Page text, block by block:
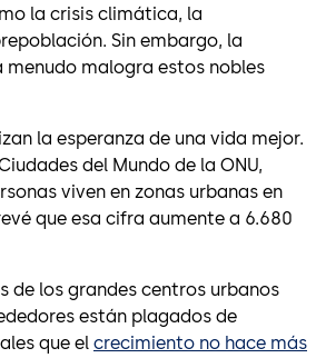
la crisis climática, la
Sin embargo, la
malogra estos nobles
la esperanza de una vida mejor.
del Mundo de la ONU,
viven en zonas urbanas en
que esa cifra aumente a 6.680
de los grandes centros urbanos
están plagados de
que el crecimiento no hace más